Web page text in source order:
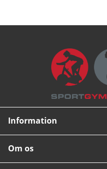
Information
Om os